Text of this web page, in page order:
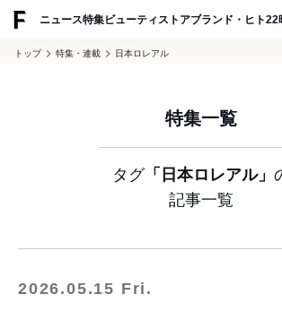
ニュース特集ビューティ ストアブランド・ヒト22
トップ 特集・連載 日本ロレアル
特集一覧
タグ「日本ロレアル」
記事一覧
2026.05.15 Fri.